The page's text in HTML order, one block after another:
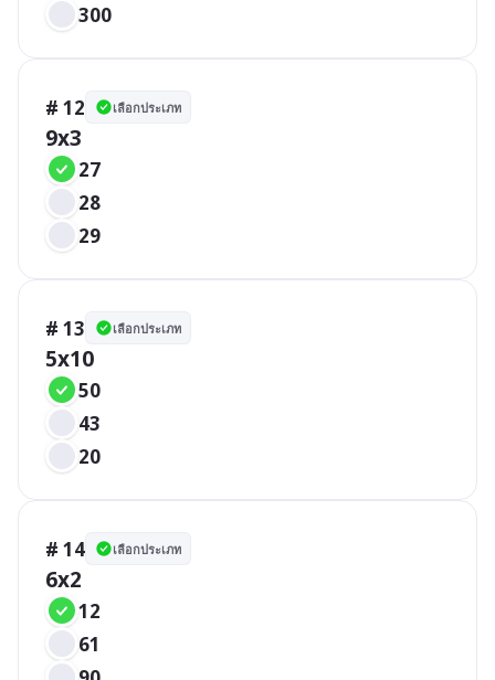
300
# 12 เลือกประเภท
9x3
27
28
29
# 13 เลือกประเภท
5x10
50
43
20
# 14 เลือกประเภท
6x2
12
61